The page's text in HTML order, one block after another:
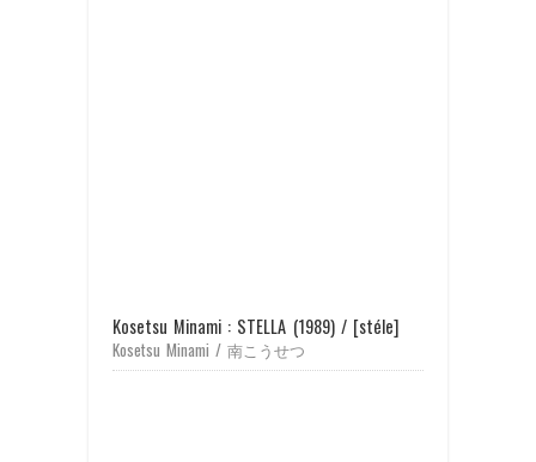
Kosetsu Minami : STELLA (1989) / [stéle]
Kosetsu Minami / 南こうせつ